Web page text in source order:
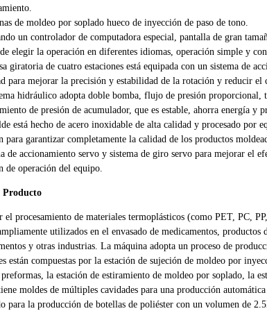
de moldeo por soplado hueco de inyección de paso de tono.
un controlador de computadora especial, pantalla de gran
elegir la operación en diferentes idiomas, operación simple y
giratoria de cuatro estaciones está equipada con un sistema de
para mejorar la precisión y estabilidad de la rotación y reducir el
hidráulico adopta doble bomba, flujo de presión proporcional,
de presión de acumulador, que es estable, ahorra energía y
está hecho de acero inoxidable de alta calidad y procesado por
para garantizar completamente la calidad de los productos
de accionamiento servo y sistema de giro servo para mejorar el
de operación del equipo.
Producto
el procesamiento de materiales termoplásticos (como PET, PC,
utilizados en el envasado de medicamentos, productos
y otras industrias. La máquina adopta un proceso de
están compuestas por la estación de sujeción de moldeo por
la estación de estiramiento de moldeo por soplado, la
moldes de múltiples cavidades para una producción
para la producción de botellas de poliéster con un volumen de